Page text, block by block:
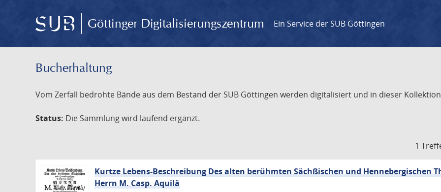
Göttinger Digitalisierungszentrum Ein Service der SUB Göttingen
Bucherhaltung
Vom Zerfall bedrohte Bände aus dem Bestand der SUB Göttingen werden digitalisiert und in dieser
Status: Die Sammlung wird laufend ergänzt.
1
Kurtze Lebens-Beschreibung Des alten berühmten Sächßischen und Hennebergischen
Herrn M. Casp. Aquilä